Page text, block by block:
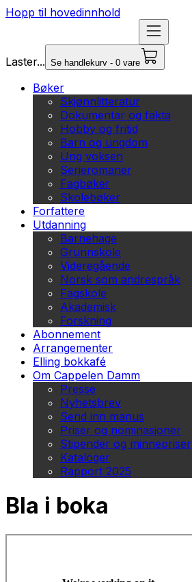
Hopp til hovedinnhold
Laster... Se handlekurv - 0 vare
Bøker
Skjønnlitteratur
Dokumentar og fakta
Hobby og fritid
Barn og ungdom
Ung voksen
Serieromaner
Fagbøker
Skolebøker
Forfattere
Utdanning
Barnehage
Grunnskole
Videregående
Norsk som andrespråk
Fagskole
Akademisk
Forskning
Abonnement
Arrangementer
Elling bokkafé
Om Cappelen Damm
Presse
Nyhetsbrev
Send inn manus
Priser og nominasjoner
Stipender og minnepriser
Kataloger
Rapport 2025
Bla i boka